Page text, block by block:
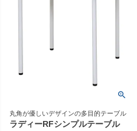
丸角が優しいデザインの多目的テーブル
ラディーRFシンプルテーブル